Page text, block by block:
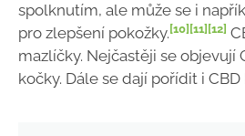
spolknutím, ale může se i
pro zlepšení pokožky. [10] [11] [12]
mazlíčky. Nejčastěji se objevují
kočky. Dále se dají pořídit i